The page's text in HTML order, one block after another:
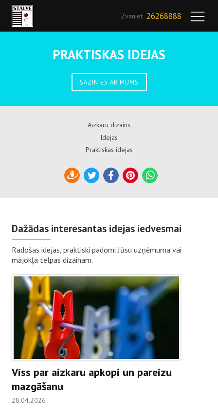
Zvaniet 26268888
PRAKTISKAS IDEJAS
SAZINIES AR MUMS
Aizkaru dizains
Idejas
Praktiskas idejas
DraugiemTwitterFacebookPinterestWhatsApp
Dažādas interesantas idejas iedvesmai
Radošas idejas, praktiski padomi Jūsu uzņēmuma vai
mājokļa telpas dizainam.
Viss par aizkaru apkopi un pareizu
mazgāšanu
28.04.2026